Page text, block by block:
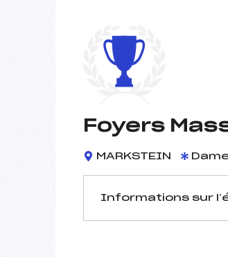
Foyers
MARKSTEIN
Informations sur